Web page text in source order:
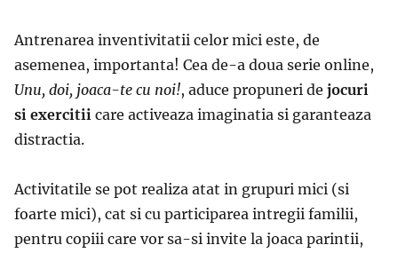
Antrenarea inventivitatii celor mici este, de
asemenea, importanta! Cea de-a doua serie online,
Unu, doi, joaca-te cu noi!, aduce propuneri de jocuri
si exercitii care activeaza imaginatia si garanteaza
distractia.
Activitatile se pot realiza atat in grupuri mici (si
foarte mici), cat si cu participarea intregii familii,
pentru copiii care vor sa-si invite la joaca parintii,